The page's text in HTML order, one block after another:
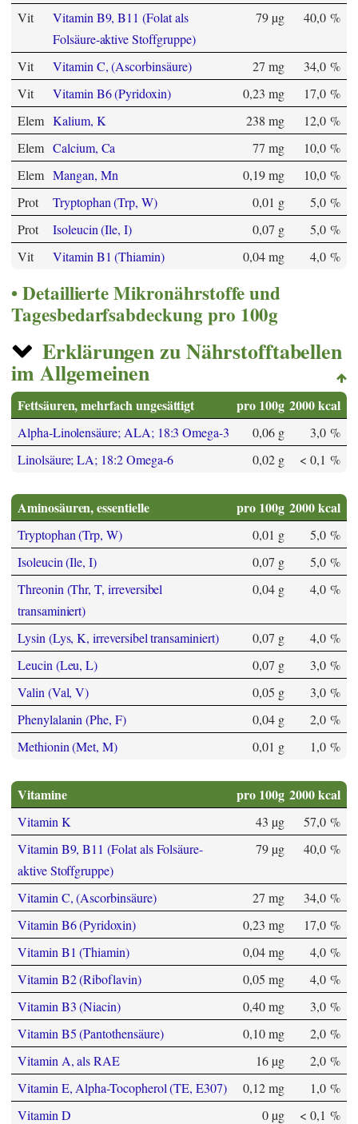
Vit
Vitamin B9, B11 (Folat als
Folsäure-aktive Stoffgruppe)
79 µg 40,0 %
Vit Vitamin C, (Ascorbinsäure) 27 mg
34,0 %
Vit
Vitamin B6 (Pyridoxin) 0,23 mg
17,0 %
Elem Kalium, K 238 mg
12,0 %
Elem Calcium, Ca 77 mg
10,0 %
Elem Mangan, Mn 0,19 mg
10,0 %
Prot
Tryptophan (Trp, W) 0,01 g
5,0 %
Prot
Isoleucin (Ile, I) 0,07 g
5,0 %
Vit
Vitamin B1 (Thiamin) 0,04 mg 4,0 %
Detaillierte Mikronährstoffe und
Tagesbedarfsabdeckung pro 100g
Erklärungen zu Nährstofftabellen
im Allgemeinen
Fettsäuren, mehrfach ungesättigt pro 100g 2000 kcal
Alpha-Linolensäure; ALA; 18:3 Omega-3 0,06 g
3,0 %
Linolsäure; LA; 18:2 Omega-6
0,02 g < 0,1 %
Aminosäuren, essentielle pro 100g 2000 kcal
Tryptophan (Trp, W) 0,01 g
5,0 %
Isoleucin (Ile, I)
0,07 g
5,0 %
Threonin (Thr, T, irreversibel
transaminiert)
0,04 g 4,0 %
Lysin (Lys, K, irreversibel transaminiert) 0,07 g
4,0 %
Leucin (Leu, L)
0,07 g
3,0 %
Valin (Val, V)
0,05 g
3,0 %
Phenylalanin (Phe, F)
0,04 g
2,0 %
Methionin (Met, M)
0,01 g 1,0 %
Vitamine pro 100g 2000 kcal
Vitamin K 43 µg
57,0 %
Vitamin B9, B11 (Folat als Folsäure-
aktive Stoffgruppe)
79 µg 40,0 %
Vitamin C, (Ascorbinsäure) 27 mg
34,0 %
Vitamin B6 (Pyridoxin)
0,23 mg
17,0 %
Vitamin B1 (Thiamin)
0,04 mg
4,0 %
Vitamin B2 (Riboflavin)
0,05 mg
4,0 %
Vitamin B3 (Niacin)
0,40 mg
3,0 %
Vitamin B5 (Pantothensäure)
0,10 mg
2,0 %
Vitamin A, als RAE
16 µg
2,0 %
Vitamin E, Alpha-Tocopherol (TE, E307)
0,12 mg
1,0 %
Vitamin D
0 µg < 0,1 %